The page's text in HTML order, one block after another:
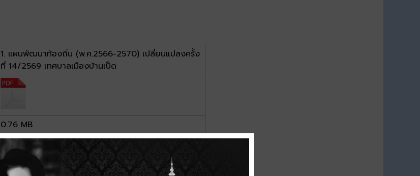
1. แผนพัฒนาท้องถิ่น (พ.ศ.2566-2570) เปลี่ยนแปลงครั้ง
ที่ 14/2569 เทศบาลเมืองบ้านเป็ด
0.76 MB